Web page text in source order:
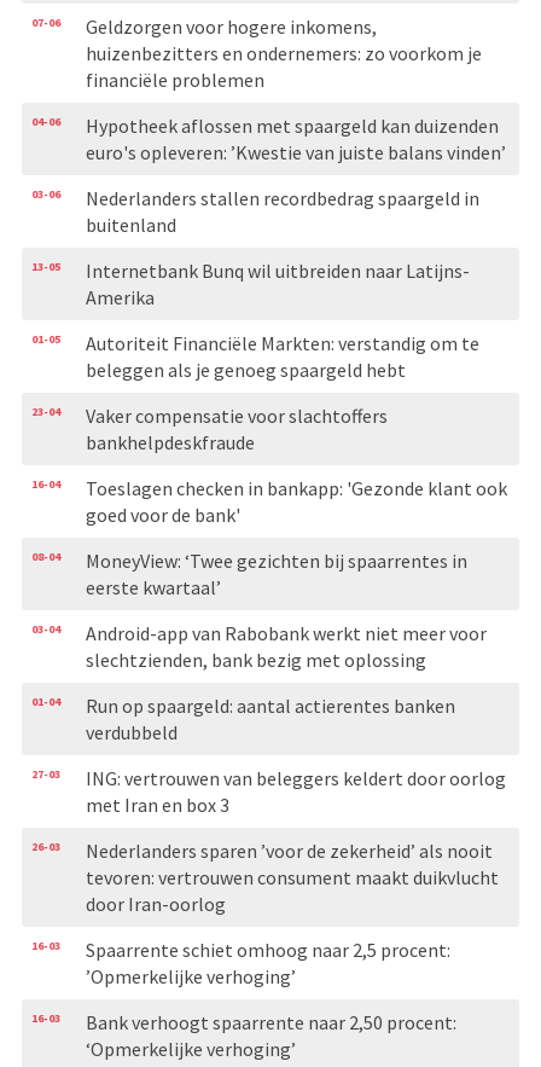
07-06
Geldzorgen voor hogere inkomens,
huizenbezitters en ondernemers: zo voorkom je
financiële problemen
04-06
Hypotheek aflossen met spaargeld kan duizenden
euro's opleveren: ’Kwestie van juiste balans vinden’
03-06
Nederlanders stallen recordbedrag spaargeld in
buitenland
13-05
Internetbank Bunq wil uitbreiden naar Latijns-
Amerika
01-05
Autoriteit Financiële Markten: verstandig om te
beleggen als je genoeg spaargeld hebt
23-04
Vaker compensatie voor slachtoffers
bankhelpdeskfraude
16-04
Toeslagen checken in bankapp: 'Gezonde klant ook
goed voor de bank'
08-04
MoneyView: ‘Twee gezichten bij spaarrentes in
eerste kwartaal’
03-04
Android-app van Rabobank werkt niet meer voor
slechtzienden, bank bezig met oplossing
01-04
Run op spaargeld: aantal actierentes banken
verdubbeld
27-03
ING: vertrouwen van beleggers keldert door oorlog
met Iran en box 3
26-03
Nederlanders sparen ’voor de zekerheid’ als nooit
tevoren: vertrouwen consument maakt duikvlucht
door Iran-oorlog
16-03
Spaarrente schiet omhoog naar 2,5 procent:
’Opmerkelijke verhoging’
16-03
Bank verhoogt spaarrente naar 2,50 procent:
‘Opmerkelijke verhoging’